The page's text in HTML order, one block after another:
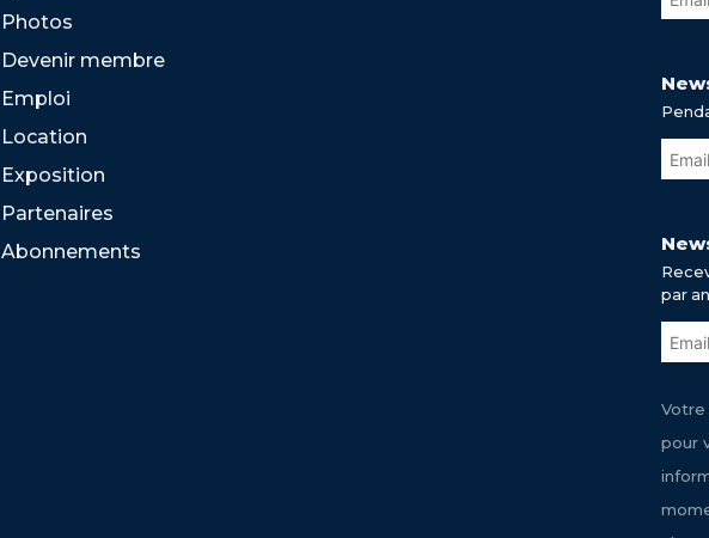
Photos
Devenir membre
Emploi
Location
Exposition
Partenaires
Abonnements
par
Votre
pour